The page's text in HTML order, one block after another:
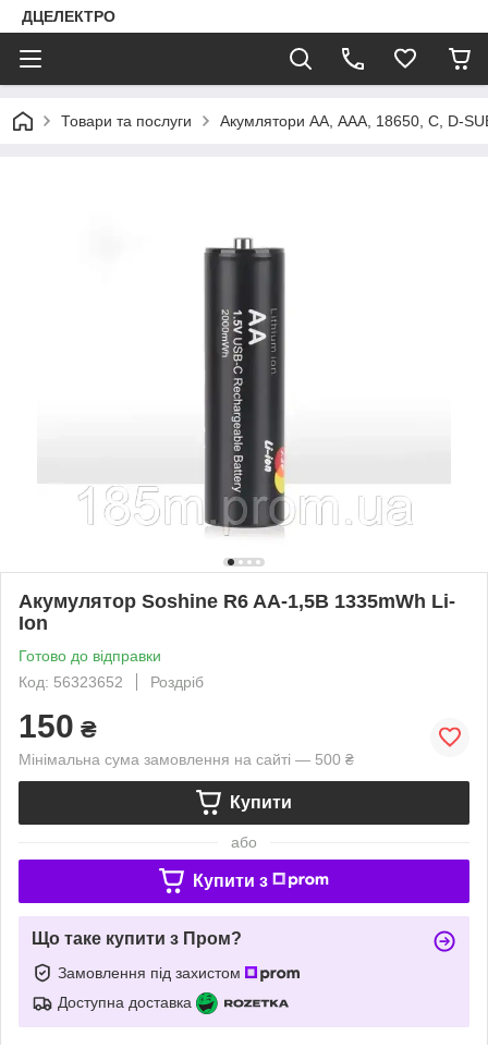
ДЦЕЛЕКТРО
Товари та послуги Акумлятори АА, ААА, 18650, C, D-
Акумулятор Soshine R6 AA-1,5В 1335mWh Li-
Ion
Готово до відправки
Код: 56323652
Роздріб
150 ₴
Мінімальна сума замовлення на сайті — 500 ₴
Купити
або
Купити з
Що таке купити з Пром?
Замовлення під захистом
Доступна доставка